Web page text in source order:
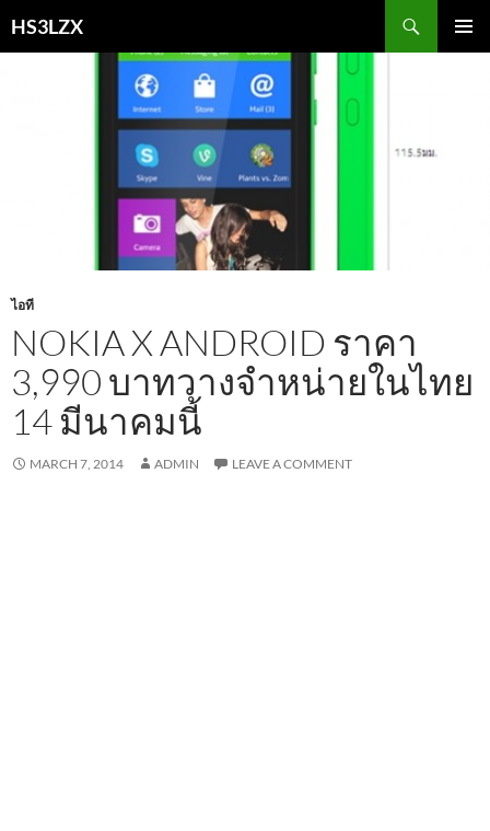
toHS3LZX
ไอที
NOKIA X ANDROID ราคา
3,990 บาทวางจำหน่ายในไทย
14 มีนาคมนี้
MARCH 7, 2014 ADMIN LEAVE A COMMENT